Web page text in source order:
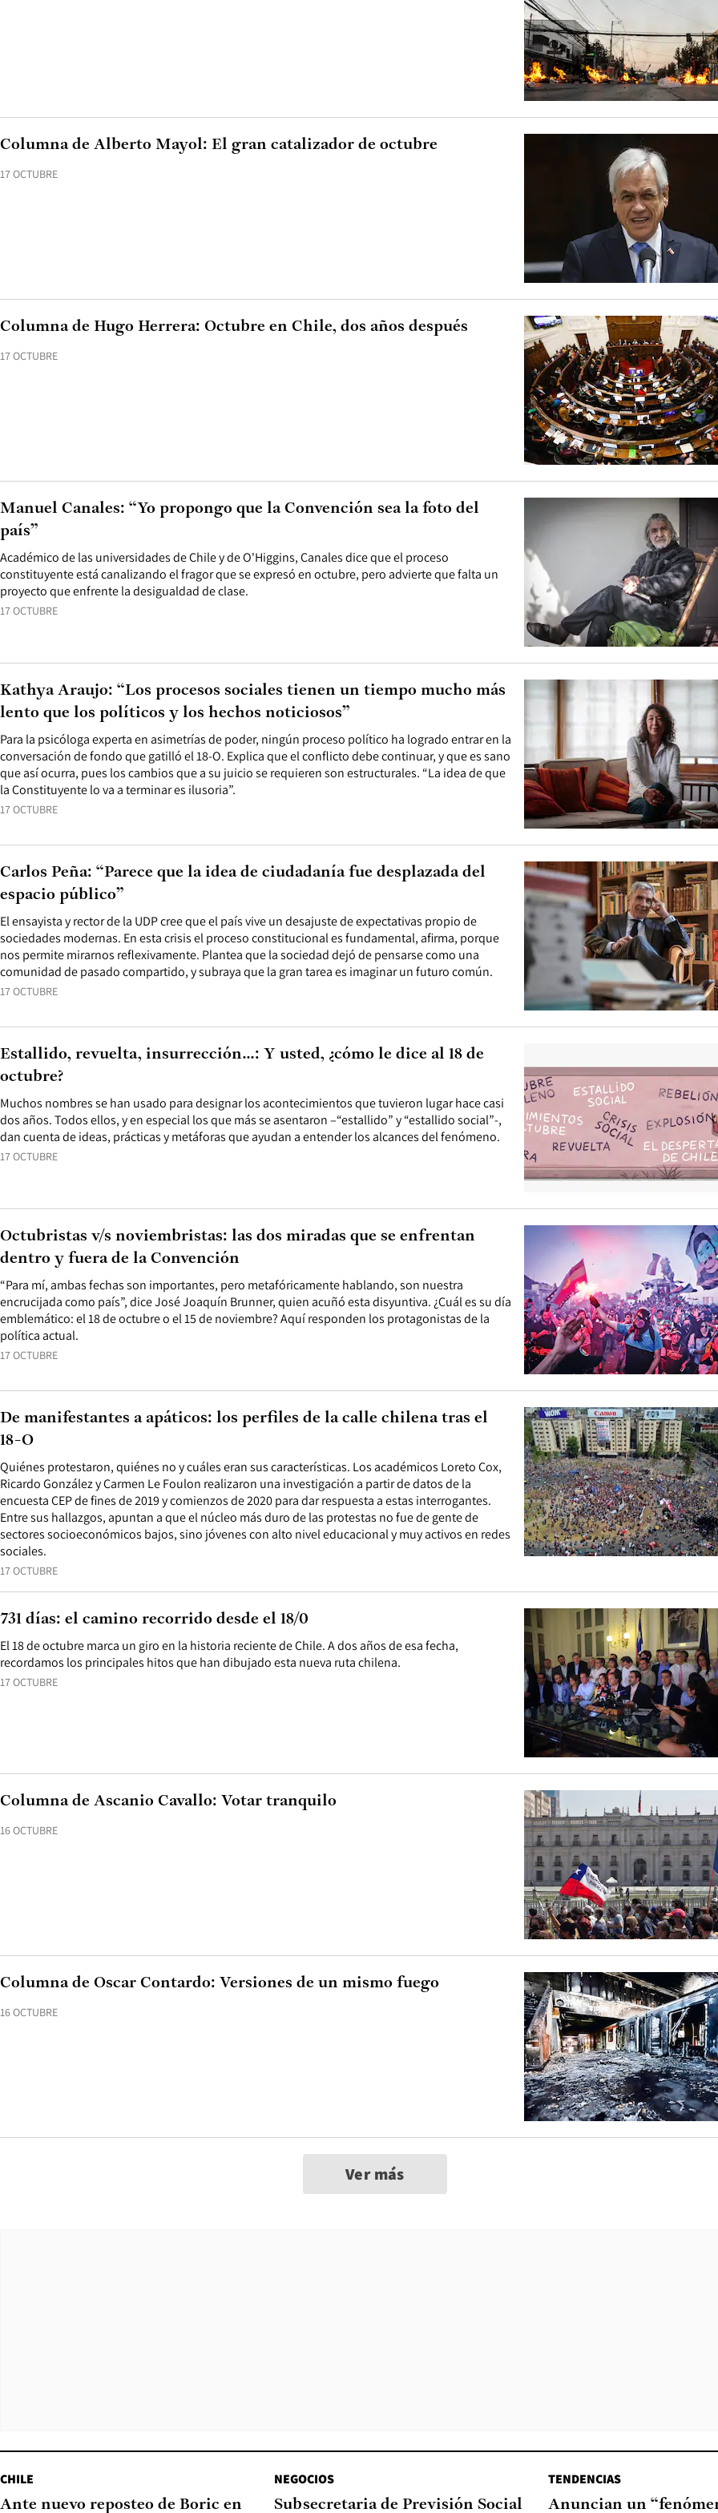
17 OCTUBRE
Columna de Alberto Mayol: El gran catalizador de octubre
17 OCTUBRE
Columna de Hugo Herrera: Octubre en Chile, dos años después
17 OCTUBRE
Académico de las universidades de Chile y de O'Higgins, Canales dice que el proceso
constituyente está canalizando el fragor que se expresó en octubre, pero advierte que falta un
proyecto que enfrente la desigualdad de clase.
Manuel Canales: “Yo propongo que la Convención sea la foto del
país”
17 OCTUBRE
Para la psicóloga experta en asimetrías de poder, ningún proceso político ha logrado entrar en la
conversación de fondo que gatilló el 18-O. Explica que el conflicto debe continuar, y que es sano
que así ocurra, pues los cambios que a su juicio se requieren son estructurales. “La idea de que
la Constituyente lo va a terminar es ilusoria”.
Kathya Araujo: “Los procesos sociales tienen un tiempo mucho más
lento que los políticos y los hechos noticiosos”
17 OCTUBRE
El ensayista y rector de la UDP cree que el país vive un desajuste de expectativas propio de
sociedades modernas. En esta crisis el proceso constitucional es fundamental, afirma, porque
nos permite mirarnos reflexivamente. Plantea que la sociedad dejó de pensarse como una
comunidad de pasado compartido, y subraya que la gran tarea es imaginar un futuro común.
Carlos Peña: “Parece que la idea de ciudadanía fue desplazada del
espacio público”
17 OCTUBRE
Muchos nombres se han usado para designar los acontecimientos que tuvieron lugar hace casi
dos años. Todos ellos, y en especial los que más se asentaron –“estallido” y “estallido social”-,
dan cuenta de ideas, prácticas y metáforas que ayudan a entender los alcances del fenómeno.
Estallido, revuelta, insurrección...: Y usted, ¿cómo le dice al 18 de
octubre?
17 OCTUBRE
“Para mí, ambas fechas son importantes, pero metafóricamente hablando, son nuestra
encrucijada como país”, dice José Joaquín Brunner, quien acuñó esta disyuntiva. ¿Cuál es su día
emblemático: el 18 de octubre o el 15 de noviembre? Aquí responden los protagonistas de la
política actual.
Octubristas v/s noviembristas: las dos miradas que se enfrentan
dentro y fuera de la Convención
17 OCTUBRE
Quiénes protestaron, quiénes no y cuáles eran sus características. Los académicos Loreto Cox,
Ricardo González y Carmen Le Foulon realizaron una investigación a partir de datos de la
encuesta CEP de fines de 2019 y comienzos de 2020 para dar respuesta a estas interrogantes.
Entre sus hallazgos, apuntan a que el núcleo más duro de las protestas no fue de gente de
sectores socioeconómicos bajos, sino jóvenes con alto nivel educacional y muy activos en redes
sociales.
De manifestantes a apáticos: los perfiles de la calle chilena tras el
18-O
17 OCTUBRE
El 18 de octubre marca un giro en la historia reciente de Chile. A dos años de esa fecha,
recordamos los principales hitos que han dibujado esta nueva ruta chilena.
731 días: el camino recorrido desde el 18/0
16 OCTUBRE
Columna de Ascanio Cavallo: Votar tranquilo
16 OCTUBRE
Columna de Oscar Contardo: Versiones de un mismo fuego
Ver más
CHILE
Ante nuevo reposteo de Boric en
NEGOCIOS
Subsecretaria de Previsión Social
TENDENCIAS
Anuncian un